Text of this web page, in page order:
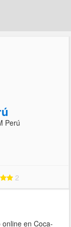
Perú
2
en Coca-